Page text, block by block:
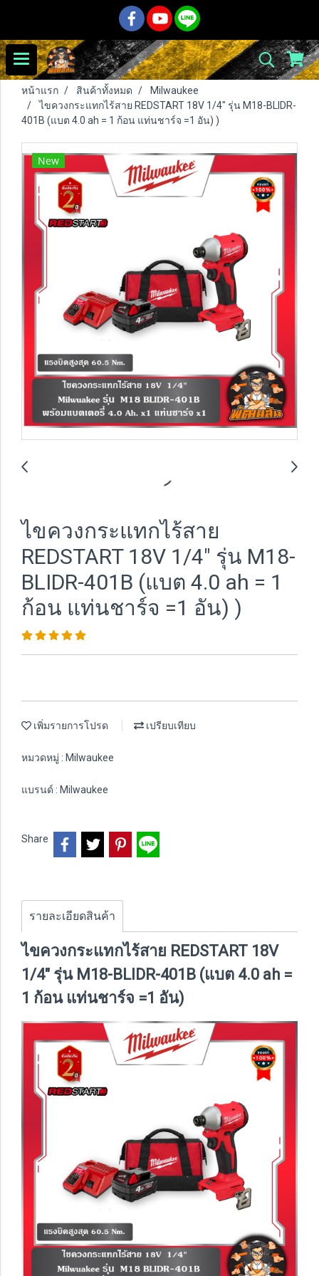
หน้าแรก สินค้าทั้งหมด
Milwaukee
ไขควงกระแทกไร้สาย REDSTART 18V 1/4" รุ่น M18-BLIDR-
401B (แบต 4.0 ah = 1 ก้อน แท่นชาร์จ =1 อัน) )
New
ไขควงกระแทกไร้สาย
REDSTART 18V 1/4" รุ่น M18-
BLIDR-401B (แบต 4.0 ah = 1
ก้อน แท่นชาร์จ =1 อัน) )
เพิ่มรายการโปรด เปรียบเทียบ
หมวดหมู่ : Milwaukee
แบรนด์ : Milwaukee
Share
รายละเอียดสินค้า
ไขควงกระแทกไร้สาย REDSTART 18V
1/4" รุ่น M18-BLIDR-401B (แบต 4.0 ah =
1 ก้อน แท่นชาร์จ =1 อัน)